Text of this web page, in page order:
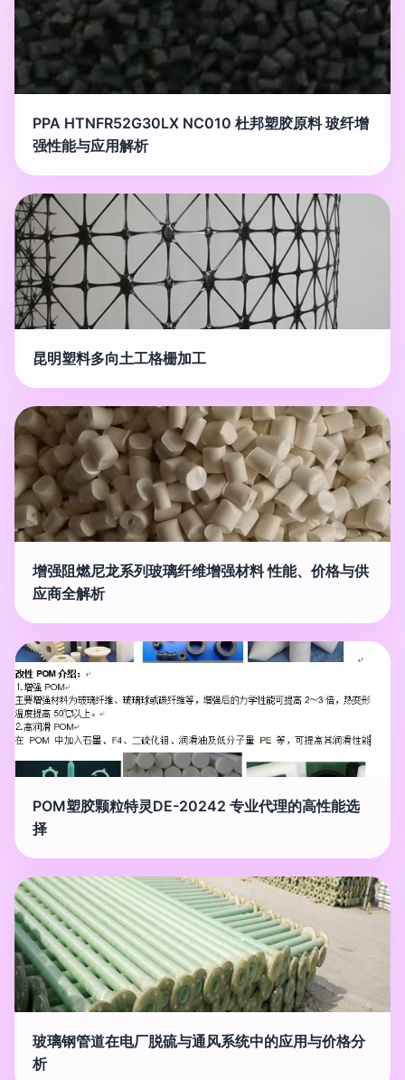
PPA HTNFR52G30LX NC010 杜邦塑胶原料 玻纤增
强性能与应用解析
昆明塑料多向土工格栅加工
增强阻燃尼龙系列玻璃纤维增强材料 性能、价格与供
应商全解析
POM塑胶颗粒特灵DE-20242 专业代理的高性能选
择
玻璃钢管道在电厂脱硫与通风系统中的应用与价格分
析